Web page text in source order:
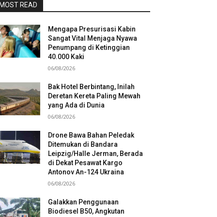
READ
Mengapa Presurisasi Kabin
Sangat Vital Menjaga Nyawa
Penumpang di Ketinggian
40.000 Kaki
06/08/2026
Bak Hotel Berbintang, Inilah
Deretan Kereta Paling Mewah
yang Ada di Dunia
06/08/2026
Drone Bawa Bahan Peledak
Ditemukan di Bandara
Leipzig/Halle Jerman, Berada
di Dekat Pesawat Kargo
Antonov An-124 Ukraina
06/08/2026
Galakkan Penggunaan
Biodiesel B50, Angkutan